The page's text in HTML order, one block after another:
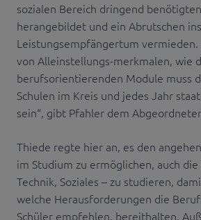
sozialen Bereich dringend
herangebildet und ein Abrutschen ins
Leistungsempfängertum vermieden.
von Alleinstellungs-merkmalen, wie
berufsorientierenden Module muss
Schulen im Kreis und jedes Jahr
sein“, gibt Pfahler dem
Thiede regte hier an, es den
im Studium zu ermöglichen, auch
Technik, Soziales – zu studieren,
welche Herausforderungen die
Schüler empfehlen, bereithalten.